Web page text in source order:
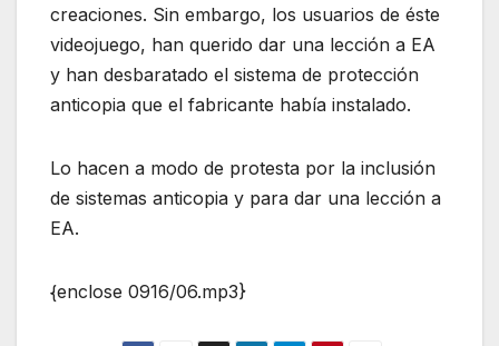
creaciones. Sin embargo, los usuarios de éste
videojuego, han querido dar una lección a EA
y han desbaratado el sistema de protección
anticopia que el fabricante había instalado.
Lo hacen a modo de protesta por la inclusión
de sistemas anticopia y para dar una lección a
EA.
{enclose 0916/06.mp3}